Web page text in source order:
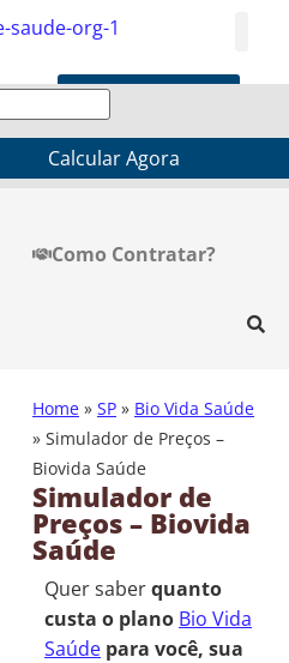
WhatsApp Online
Filtro de Preços
Como Contratar?
Calcular Agora
Home » SP » Bio Vida Saúde
» Simulador de Preços –
Biovida Saúde
Simulador de
Preços – Biovida
Saúde
Quer saberquanto
custa o plano Bio Vida
Saúde para você, sua